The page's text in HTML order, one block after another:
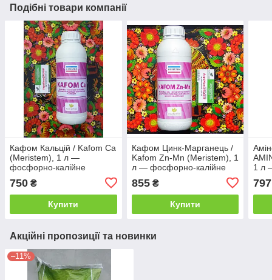
Подібні товари компанії
Кафом Кальцій / Kafom Ca
(Meristem), 1 л —
фосфорно-калійне
вмістом кальцію
750 ₴
Купити
Кафом Цинк-Марганець /
Kafom Zn-Mn (Meristem), 1
л — фосфорно-калійне
позакореневого
підживлення
855₴
Купити
1 л
797
Акційні пропозиції та новинки
–11%